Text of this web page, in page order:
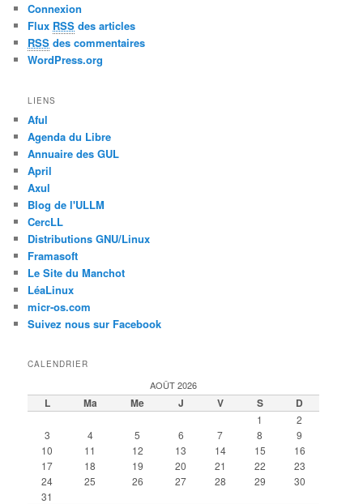
Connexion
Flux RSS des articles
RSS des commentaires
WordPress.org
LIENS
Aful
Agenda du Libre
Annuaire des GUL
April
Axul
Blog de l'ULLM
CercLL
Distributions GNU/Linux
Framasoft
Le Site du Manchot
LéaLinux
micr-os.com
Suivez nous sur Facebook
CALENDRIER
AOÛT 2026
L Ma Me J V S D
1
2
3
4 5 6 7 8
9
10
11 12 13 14 15
16
17
18 19 20 21 22
23
24
25 26 27 28 29
30
31